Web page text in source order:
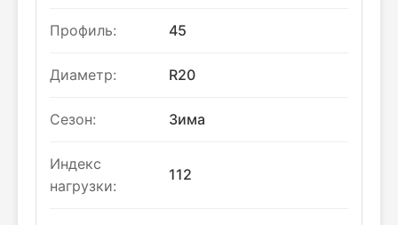
Профиль: 45
Диаметр: R20
Сезон: Зима
Индекс
нагрузки:
112